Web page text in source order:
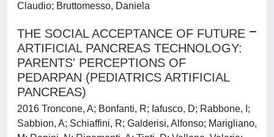
Claudio; Bruttomesso, Daniela
THE SOCIAL ACCEPTANCE OF FUTURE
ARTIFICIAL PANCREAS TECHNOLOGY:
PARENTS' PERCEPTIONS OF
PEDARPAN (PEDIATRICS ARTIFICIAL
PANCREAS)
2016 Troncone, A; Bonfanti, R; Iafusco, D; Rabbone, I;
Sabbion, A; Schiaffini, R; Galderisi, Alfonso; Marigliano,